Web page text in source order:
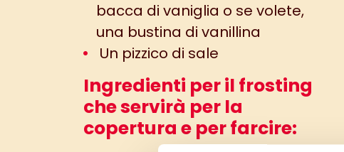
bacca di vaniglia o se volete,
una bustina di vanillina
Un pizzico di sale
Ingredienti per il frosting
che servirà per la
copertura e per farcire: